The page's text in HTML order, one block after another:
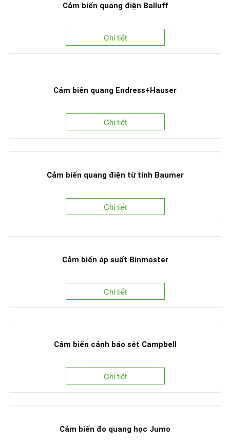
Cảm biến quang điện Balluff
Chi tiết
Cảm biến quang Endress+Hauser
Chi tiết
Cảm biến quang điện từ tính Baumer
Chi tiết
Cảm biến áp suất Binmaster
Chi tiết
Cảm biến cảnh báo sét Campbell
Chi tiết
Cảm biến đo quang học Jumo